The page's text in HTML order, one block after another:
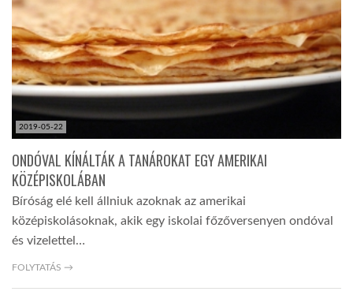
AUSZTRÁLIA
A VILÁG ITTHON
GLOBOTV BP
2019-05-22
ONDÓVAL KÍNÁLTÁK A TANÁROKAT EGY AMERIKAI
KÖZÉPISKOLÁBAN
Bíróság elé kell állniuk azoknak az amerikai
középiskolásoknak, akik egy iskolai főzőversenyen ondóval
és vizelettel…
FOLYTATÁS →